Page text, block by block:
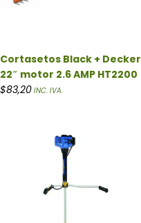
Cortasetos Black + Decker
22″ motor 2.6 AMP HT2200
$83,20 INC. IVA.